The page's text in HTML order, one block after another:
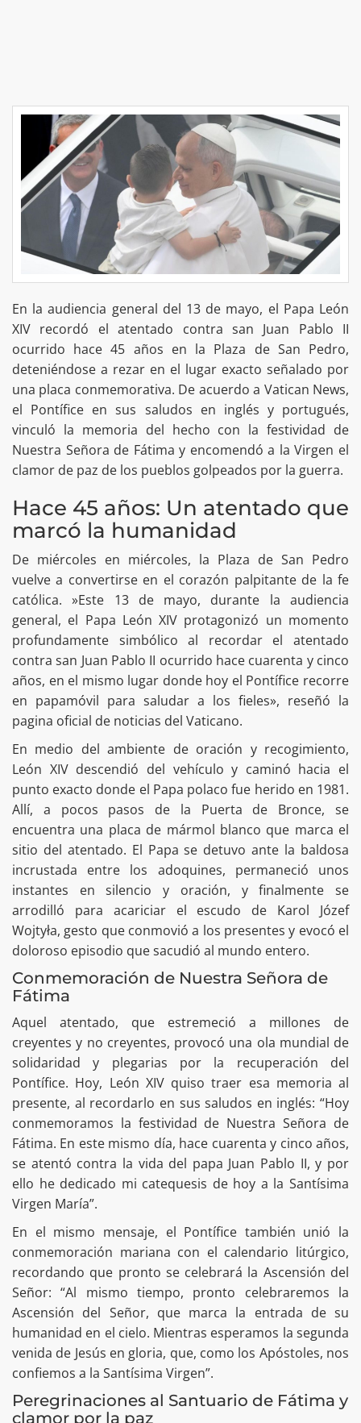
En la audiencia general del 13 de mayo, el Papa León
XIV recordó el atentado contra san Juan Pablo II
ocurrido hace 45 años en la Plaza de San Pedro,
deteniéndose a rezar en el lugar exacto señalado por
una placa conmemorativa. De acuerdo a Vatican News,
el Pontífice en sus saludos en inglés y portugués,
vinculó la memoria del hecho con la festividad de
Nuestra Señora de Fátima y encomendó a la Virgen el
clamor de paz de los pueblos golpeados por la guerra.
Hace 45 años: Un atentado que
marcó la humanidad
De miércoles en miércoles, la Plaza de San Pedro
vuelve a convertirse en el corazón palpitante de la fe
católica. »Este 13 de mayo, durante la audiencia
general, el Papa León XIV protagonizó un momento
profundamente simbólico al recordar el atentado
contra san Juan Pablo II ocurrido hace cuarenta y cinco
años, en el mismo lugar donde hoy el Pontífice recorre
en papamóvil para saludar a los fieles», reseñó la
pagina oficial de noticias del Vaticano.
En medio del ambiente de oración y recogimiento,
León XIV descendió del vehículo y caminó hacia el
punto exacto donde el Papa polaco fue herido en 1981.
Allí, a pocos pasos de la Puerta de Bronce, se
encuentra una placa de mármol blanco que marca el
sitio del atentado. El Papa se detuvo ante la baldosa
incrustada entre los adoquines, permaneció unos
instantes en silencio y oración, y finalmente se
arrodilló para acariciar el escudo de Karol Józef
Wojtyła, gesto que conmovió a los presentes y evocó el
doloroso episodio que sacudió al mundo entero.
Conmemoración de Nuestra Señora de
Fátima
Aquel atentado, que estremeció a millones de
creyentes y no creyentes, provocó una ola mundial de
solidaridad y plegarias por la recuperación del
Pontífice. Hoy, León XIV quiso traer esa memoria al
presente, al recordarlo en sus saludos en inglés: “Hoy
conmemoramos la festividad de Nuestra Señora de
Fátima. En este mismo día, hace cuarenta y cinco años,
se atentó contra la vida del papa Juan Pablo II, y por
ello he dedicado mi catequesis de hoy a la Santísima
Virgen María”.
En el mismo mensaje, el Pontífice también unió la
conmemoración mariana con el calendario litúrgico,
recordando que pronto se celebrará la Ascensión del
Señor: “Al mismo tiempo, pronto celebraremos la
Ascensión del Señor, que marca la entrada de su
humanidad en el cielo. Mientras esperamos la segunda
venida de Jesús en gloria, que, como los Apóstoles, nos
confiemos a la Santísima Virgen”.
Peregrinaciones al Santuario de Fátima y
clamor por la paz